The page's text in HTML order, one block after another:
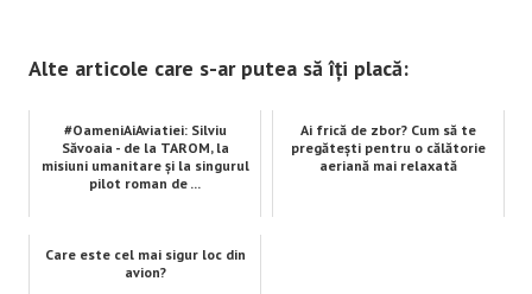
Alte articole care s-ar putea să îți placă:
#OameniAiAviatiei: Silviu
Săvoaia - de la TAROM, la
misiuni umanitare și la singurul
pilot roman de ...
Ai frică de zbor? Cum să te
pregătești pentru o călătorie
aeriană mai relaxată
Care este cel mai sigur loc din
avion?